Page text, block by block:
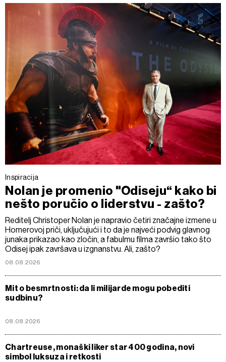
Inspiracija
Nolan je promenio "Odiseju“ kako bi
nešto poručio o liderstvu - zašto?
Reditelj Christoper Nolan je napravio četiri značajne izmene u
Homerovoj priči, uključujući i to da je najveći podvig glavnog
junaka prikazao kao zločin, a fabulmu filma završio tako što
Odisej ipak završava u izgnanstvu. Ali, zašto?
08.08.2026
Mit o besmrtnosti: da li milijarde mogu pobediti
sudbinu?
08.08.2026
Chartreuse, monaški liker star 400 godina, novi
simbol luksuza i retkosti